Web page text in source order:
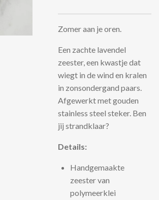
Zomer aan je oren.
Een zachte lavendel
zeester, een kwastje dat
wiegt in de wind en kralen
in zonsondergand paars.
Afgewerkt met gouden
stainless steel steker. Ben
jij strandklaar?
Details:
Handgemaakte
zeester van
polymeerklei